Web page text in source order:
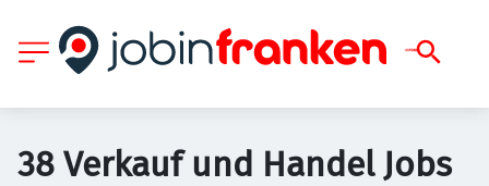
38 Verkauf und Handel Jobs